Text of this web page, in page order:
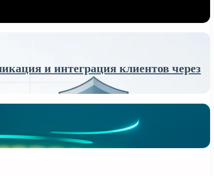
и интеграция клиентов через